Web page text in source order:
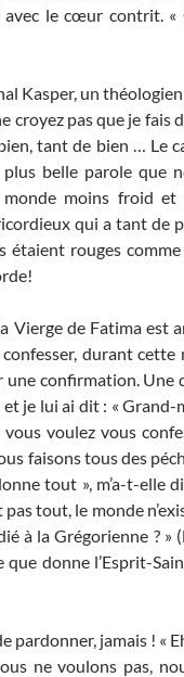
le cœur contrit. «
Kasper, un
croyez pas que je
tant de bien … Le
plus belle parole
moins froid
qui a tant de
rouges comme
Vierge de Fatima est
durant cette
confirmation. Une
je lui ai dit : «
voulez vous
faisons tous des
tout », m’a-t-elle
tout, le monde
à la Grégorienne ? »
que donne l’Esprit-
pardonner, jamais ! «
ne voulons pas,